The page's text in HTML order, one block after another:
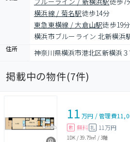
横浜線 / 菊名駅徒歩14分
東急東横線 / 大倉山駅徒歩19分
横浜市ブルーライン 北新横浜
住所 神奈川県横浜市港北区新横浜３
掲載中の物件(7件)
11 万円 /管理費
敷 無料 礼 11万円
1DK /39.79㎡ /3階